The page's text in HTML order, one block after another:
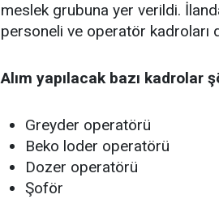
meslek grubuna yer verildi.
personeli ve operatör kadroları
Alım yapılacak bazı kadrolar
Greyder operatörü
Beko loder operatörü
Dozer operatörü
Şoför